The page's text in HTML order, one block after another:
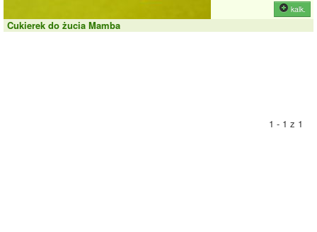
kalk.
Cukierek do żucia Mamba
1 - 1 z 1